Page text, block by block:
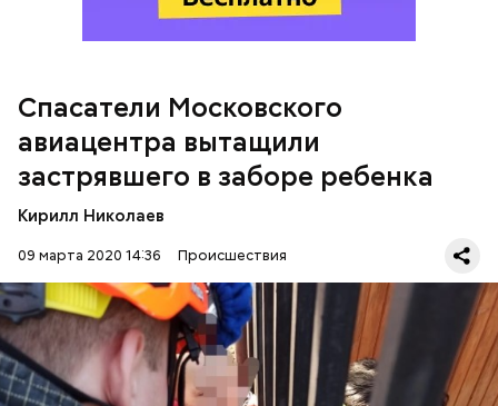
Спасатели Московского
авиацентра вытащили
застрявшего в заборе ребенка
Кирилл Николаев
09 марта 2020 14:36 Происшествия
По его словам, мальчик передвигается
самостоятельно. Нога не отекла.